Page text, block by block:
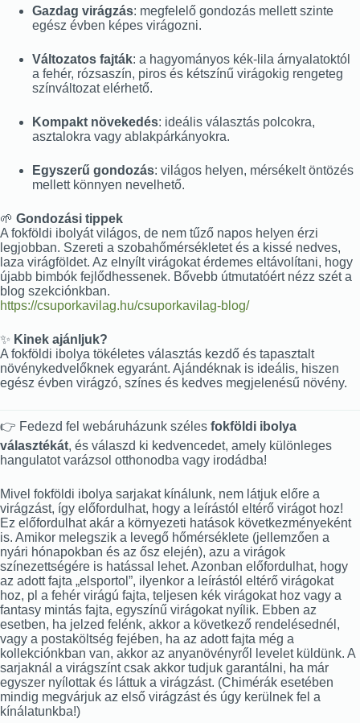
Gazdag virágzás: megfelelő gondozás mellett szinte
egész évben képes virágozni.
Változatos fajták: a hagyományos kék-lila árnyalatoktól
a fehér, rózsaszín, piros és kétszínű virágokig rengeteg
színváltozat elérhető.
Kompakt növekedés: ideális választás polcokra,
asztalokra vagy ablakpárkányokra.
Egyszerű gondozás: világos helyen, mérsékelt öntözés
mellett könnyen nevelhető.
🌱 Gondozási tippek
A fokföldi ibolyát világos, de nem tűző napos helyen érzi
legjobban. Szereti a szobahőmérsékletet és a kissé nedves,
laza virágföldet. Az elnyílt virágokat érdemes eltávolítani, hogy
újabb bimbók fejlődhessenek. Bővebb útmutatóért nézz szét a
blog szekciónkban.
https://csuporkavilag.hu/csuporkavilag-blog/
✨ Kinek ajánljuk?
A fokföldi ibolya tökéletes választás kezdő és tapasztalt
növénykedvelőknek egyaránt. Ajándéknak is ideális, hiszen
egész évben virágzó, színes és kedves megjelenésű növény.
👉 Fedezd fel webáruházunk széles fokföldi ibolya
választékát, és válaszd ki kedvencedet, amely különleges
hangulatot varázsol otthonodba vagy irodádba!
Mivel fokföldi ibolya sarjakat kínálunk, nem látjuk előre a
virágzást, így előfordulhat, hogy a leírástól eltérő virágot hoz!
Ez előfordulhat akár a környezeti hatások következményeként
is. Amikor melegszik a levegő hőmérséklete (jellemzően a
nyári hónapokban és az ősz elején), azu a virágok
színezettségére is hatással lehet. Azonban előfordulhat, hogy
az adott fajta „elsportol”, ilyenkor a leírástól eltérő virágokat
hoz, pl a fehér virágú fajta, teljesen kék virágokat hoz vagy a
fantasy mintás fajta, egyszínű virágokat nyílik. Ebben az
esetben, ha jelzed felénk, akkor a következő rendelésednél,
vagy a postaköltség fejében, ha az adott fajta még a
kollekciónkban van, akkor az anyanövényről levelet küldünk. A
sarjaknál a virágszínt csak akkor tudjuk garantálni, ha már
egyszer nyílottak és láttuk a virágzást. (Chimérák esetében
mindig megvárjuk az első virágzást és úgy kerülnek fel a
kínálatunkba!)